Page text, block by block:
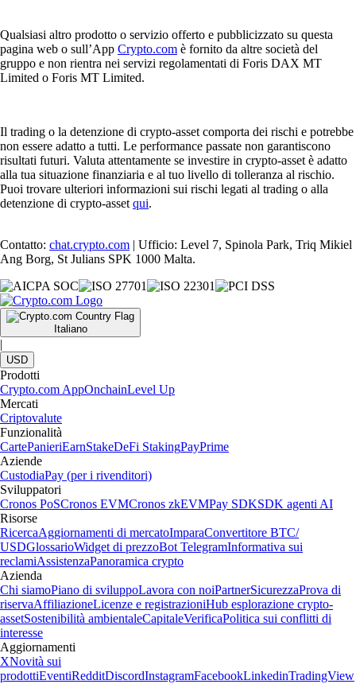
Qualsiasi altro prodotto o servizio offerto e pubblicizzato su questa
pagina web o sull’App Crypto.com è fornito da altre società del
gruppo e non rientra nei servizi regolamentati di Foris DAX MT
Limited o Foris MT Limited.
Il trading o la detenzione di crypto-asset comporta dei rischi e potrebbe
non essere adatto a tutti. Le performance passate non garantiscono
risultati futuri. Valuta attentamente se investire in crypto-asset è adatto
alla tua situazione finanziaria e al tuo livello di tolleranza al rischio.
Puoi trovare ulteriori informazioni sui rischi legati al trading o alla
detenzione di crypto-asset qui.
Contatto: chat.crypto.com | Ufficio: Level 7, Spinola Park, Triq Mikiel
Ang Borg, St Julians SPK 1000 Malta.
Italiano
|
USD
Prodotti
Crypto.com AppOnchainLevel Up
Mercati
Criptovalute
Funzionalità
CartePanieriEarnStakeDeFi StakingPayPrime
Aziende
CustodiaPay (per i rivenditori)
Sviluppatori
Cronos PoSCronos EVMCronos zkEVMPay SDKSDK agenti AI
Risorse
RicercaAggiornamenti di mercatoImparaConvertitore BTC/
USDGlossarioWidget di prezzoBot TelegramInformativa sui
reclamiAssistenzaPanoramica crypto
Azienda
Chi siamoPiano di sviluppoLavora con noiPartnerSicurezzaProva di
riservaAffiliazioneLicenze e registrazioniHub esplorazione crypto-
assetSostenibilità ambientaleCapitaleVerificaPolitica sui conflitti di
interesse
Aggiornamenti
XNovità sui
prodottiEventiRedditDiscordInstagramFacebookLinkedinTradingView